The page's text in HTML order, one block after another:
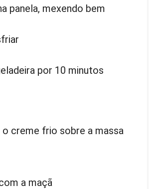
panela, mexendo bem
por 10 minutos
creme frio sobre a massa
a maçã